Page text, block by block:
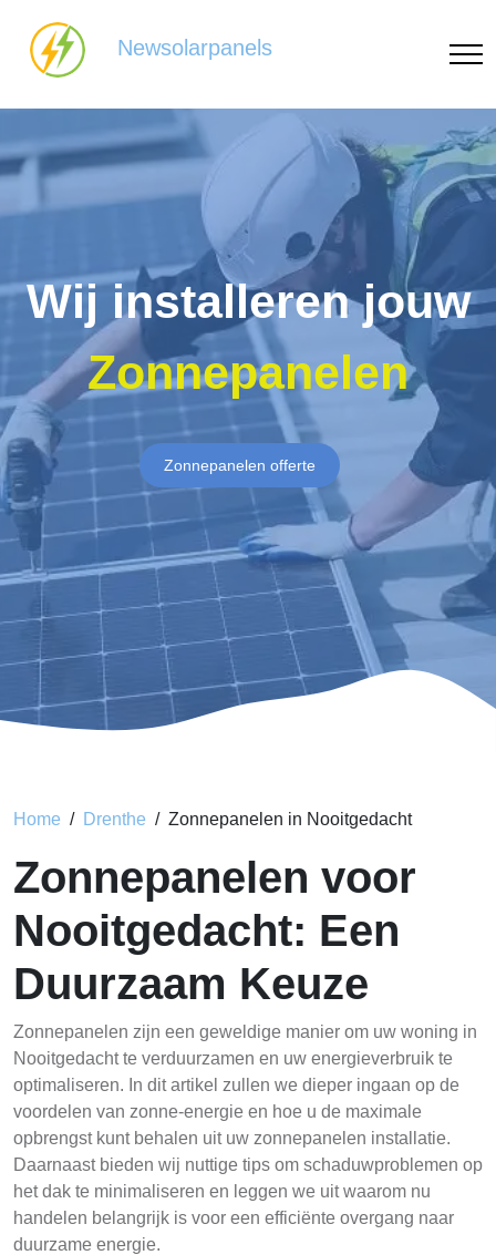
Newsolarpanels
Wij installeren jouw
Zonnepanelen
Zonnepanelen offerte
Home Drenthe Zonnepanelen in Nooitgedacht
Zonnepanelen voor
Nooitgedacht: Een
Duurzaam Keuze
Zonnepanelen zijn een geweldige manier om uw woning in
Nooitgedacht te verduurzamen en uw energieverbruik te
optimaliseren. In dit artikel zullen we dieper ingaan op de
voordelen van zonne-energie en hoe u de maximale
opbrengst kunt behalen uit uw zonnepanelen installatie.
Daarnaast bieden wij nuttige tips om schaduwproblemen op
het dak te minimaliseren en leggen we uit waarom nu
handelen belangrijk is voor een efficiënte overgang naar
duurzame energie.